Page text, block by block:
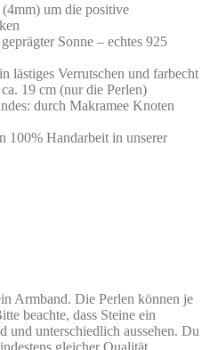
um die positive
Sonne – echtes 925
lästiges Verrutschen und farbecht
19 cm (nur die Perlen)
durch Makramee Knoten
100% Handarbeit in unserer
Armband. Die Perlen können je
beachte, dass Steine ein
und unterschiedlich aussehen. Du
gleicher Qualität.